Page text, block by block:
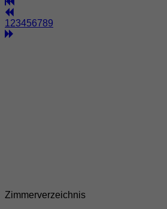
1 23456789
Zimmerverzeichnis